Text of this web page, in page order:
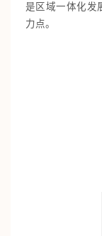
是区域一体化发
力点。